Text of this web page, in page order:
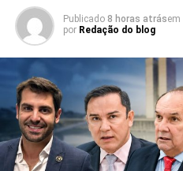
Publicado 8 horas atrásem
por Redação do blog